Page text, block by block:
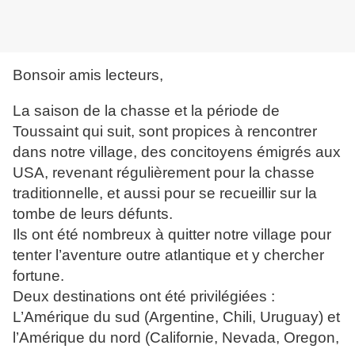
Bonsoir amis lecteurs,
La saison de la chasse et la période de
Toussaint qui suit, sont propices à rencontrer
dans notre village, des concitoyens émigrés aux
USA, revenant régulièrement pour la chasse
traditionnelle, et aussi pour se recueillir sur la
tombe de leurs défunts.
Ils ont été nombreux à quitter notre village pour
tenter l’aventure outre atlantique et y chercher
fortune.
Deux destinations ont été privilégiées :
L’Amérique du sud (Argentine, Chili, Uruguay) et
l’Amérique du nord (Californie, Nevada, Oregon,